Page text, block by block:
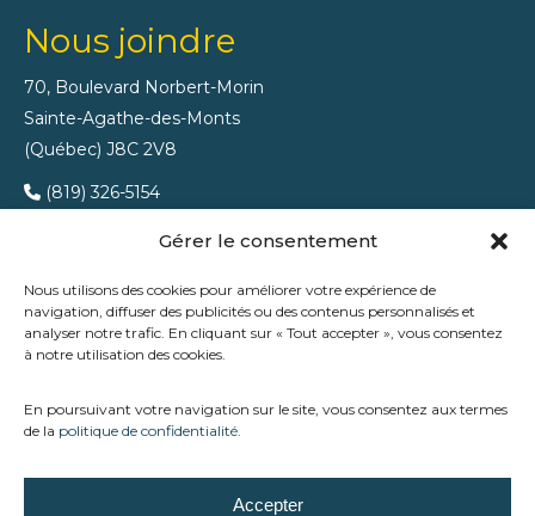
Gérer le consentement
Nous utilisons des cookies pour améliorer votre expérience de
navigation, diffuser des publicités ou des contenus personnalisés et
analyser notre trafic. En cliquant sur « Tout accepter », vous consentez
à notre utilisation des cookies.
En poursuivant votre navigation sur le site, vous consentez aux termes
de la politique de confidentialité.
Accepter
Nous joindre
70, Boulevard Norbert-Morin
Sainte-Agathe-des-Monts
(Québec) J8C 2V8
(819) 326-5154
Chez Trévi Ste-Agathe, nous accompagnons les familles